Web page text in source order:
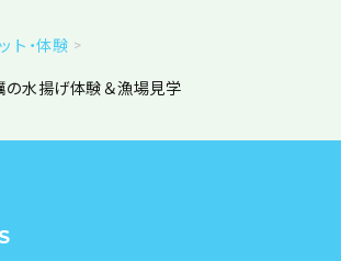
ト・体験
の水揚げ体験＆漁場見学